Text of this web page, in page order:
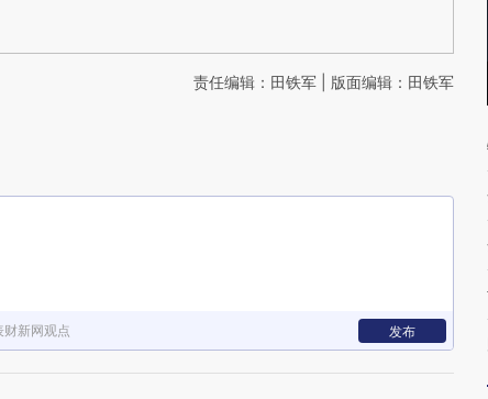
责任编辑：田铁军 | 版面编辑：田铁军
新网观点 发布